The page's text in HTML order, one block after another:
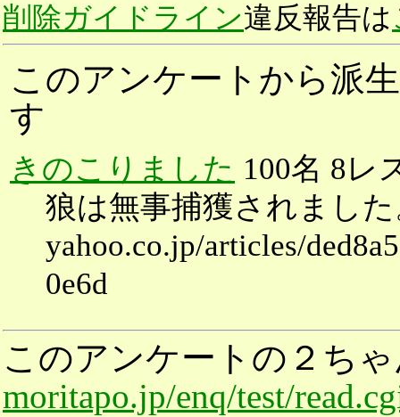
削除ガイドライン違反報告は
このアンケートから派
す
きのこりました 100名 8レ
狼は無事捕獲されまし
yahoo.co.jp/articles/
0e6d
このアンケートの２ち
moritapo.jp/enq/test/